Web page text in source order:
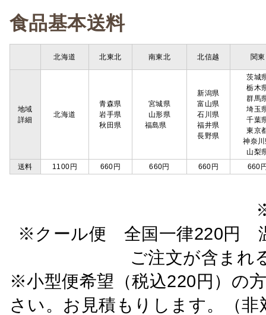
食品基本送料
北海道 北東北 南東北 北信越 関東
地域
詳細
北海道
青森県
岩手県
秋田県
宮城県
山形県
福島県
新潟県
富山県
石川県
福井県
長野県
茨城
栃木
群馬
埼玉
千葉
東京
神奈
山梨
送料
1100円 660円 660円 660円 660
※クール便 全国一律220円
ご注文が含ま
※小型便希望（税込220円）の
さい。お見積もりします。（非